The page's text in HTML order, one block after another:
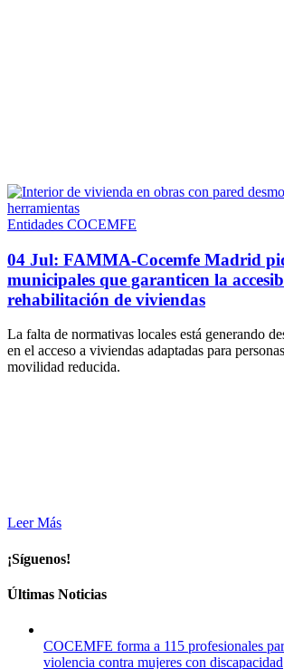
Entidades COCEMFE
04 Jul: FAMMA-Cocemfe Madrid
municipales que garanticen la
rehabilitación de viviendas
La falta de normativas locales está generando
en el acceso a viviendas adaptadas para
movilidad reducida.
Leer Más
¡Síguenos!
Últimas Noticias
COCEMFE forma a 115 profesionales
violencia contra mujeres con discapacidad